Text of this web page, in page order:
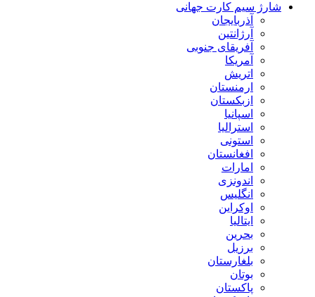
شارژ سیم کارت جهانی
آذربایجان
آرژانتین
آفریقای جنوبی
آمریکا
اتریش
ارمنستان
ازبکستان
اسپانیا
استرالیا
استونی
افغانستان
امارات
اندونزی
انگلیس
اوکراین
ایتالیا
بحرین
برزیل
بلغارستان
بوتان
پاکستان